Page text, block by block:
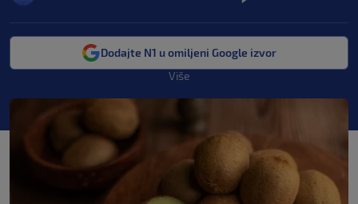
Dodajte N1 u omiljeni Google izvor
Više